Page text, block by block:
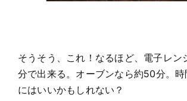
そうそう、これ！なるほど、電子レン
分で出来る。オーブンなら約50分。時
にはいいかもしれない？